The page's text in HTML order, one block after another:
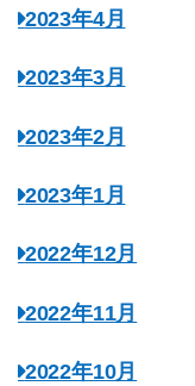
2023年4月
2023年3月
2023年2月
2023年1月
2022年12月
2022年11月
2022年10月